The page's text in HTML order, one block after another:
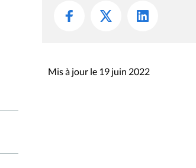
Mis à jour le 19 juin 2022